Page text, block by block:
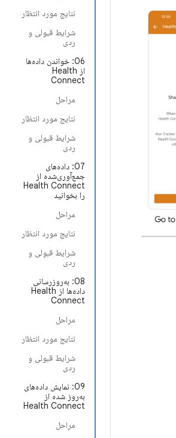
نتایج مورد انتظار
شرایط قبولی و
ردی
06: خواندن داده‌ها
از Health
Connect
مراحل
نتایج مورد انتظار
شرایط قبولی و
ردی
07: داده‌های
جمع‌آوری‌شده از
Health Connect
را بخوانید
مراحل
نتایج مورد انتظار
شرایط قبولی و
ردی
08: به‌روزرسانی
داده‌ها از Health
Connect
مراحل
نتایج مورد انتظار
شرایط قبولی و
ردی
09: نمایش داده‌های
به‌روز شده از
Health Connect
مراحل